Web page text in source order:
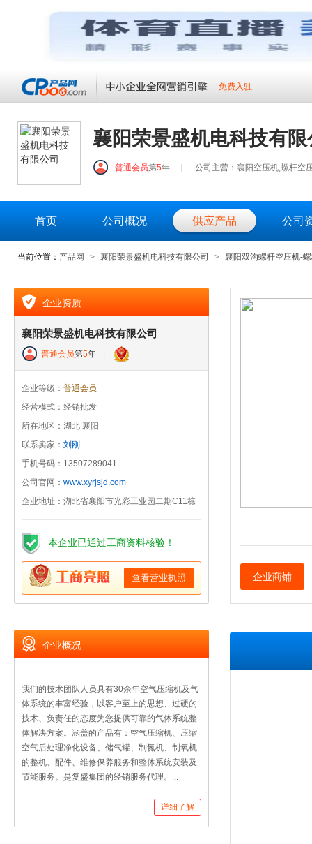
免费入驻
襄阳荣景盛机电科技有限
普通会员第5年 公司主营：襄阳空压机,螺杆空
首页 公司概况 供应产品 公司
当前位置： 产品网 > 襄阳荣景盛机电科技有限公司 > 襄阳双沟螺杆空压机-
企业资质
襄阳荣景盛机电科技有限公司
普通会员第5年
企业等级： 普通会员
经营模式：经销批发
所在地区：湖北 襄阳
联系卖家： 刘刚
手机号码：13507289041
公司官网： www.xyrjsjd.com
企业地址：湖北省襄阳市光彩工业园二期C11栋
本企业已通过工商资料核验！
查看营业执照
企业概况
我们的技术团队人员具有30余年空气压缩机及气
体系统的丰富经验，以客户至上的思想、过硬的
技术、负责任的态度为您提供可靠的气体系统整
体解决方案。涵盖的产品有：空气压缩机、压缩
空气后处理净化设备、储气罐、制氮机、制氧机
的整机、配件、维修保养服务和整体系统安装及
节能服务。是复盛集团的经销服务代理。...
详细了解
企业商铺